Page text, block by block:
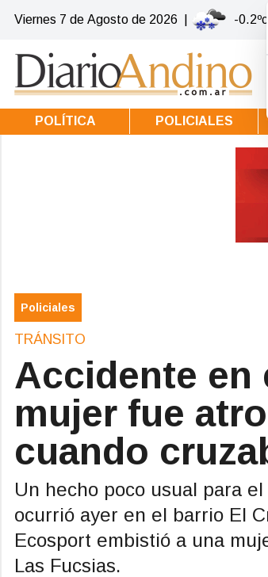
Viernes 7 de Agosto de 2026 -
POLÍTICA POLICIALES
Policiales
TRÁNSITO
Accidente en
mujer fue
cuando
Un hecho poco usual para
ocurrió ayer en el barrio El
Ecosport embistió a una
Las Fucsias.